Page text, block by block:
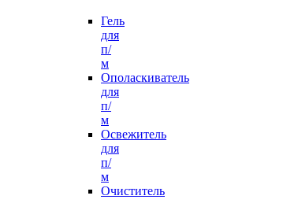
Гель
для
п/
м
Ополаскиватель
для
п/
м
Освежитель
для
п/
м
Очиститель